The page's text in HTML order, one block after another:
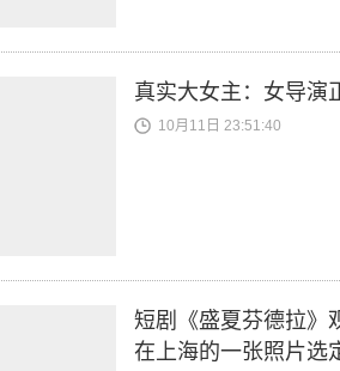
真实大女主：女导演
10月11日 23:51:40
短剧《盛夏芬德拉》
在上海的一张照片选